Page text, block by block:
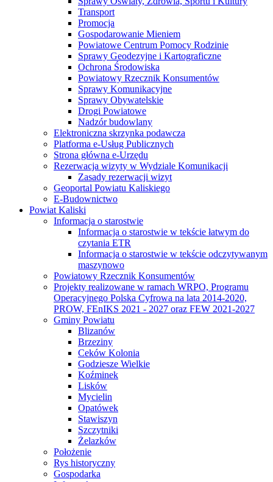
Transport
Promocja
Gospodarowanie Mieniem
Powiatowe Centrum Pomocy Rodzinie
Sprawy Geodezyjne i Kartograficzne
Ochrona Środowiska
Powiatowy Rzecznik Konsumentów
Sprawy Komunikacyjne
Sprawy Obywatelskie
Drogi Powiatowe
Nadzór budowlany
Elektroniczna skrzynka podawcza
Platforma e-Usług Publicznych
Strona główna e-Urzędu
Rezerwacja wizyty w Wydziale Komunikacji
Zasady rezerwacji wizyt
Geoportal Powiatu Kaliskiego
E-Budownictwo
Powiat Kaliski
Informacja o starostwie
Informacja o starostwie w tekście łatwym do
czytania ETR
Informacja o starostwie w tekście odczytywanym
maszynowo
Powiatowy Rzecznik Konsumentów
Projekty realizowane w ramach WRPO, Programu
Operacyjnego Polska Cyfrowa na lata 2014-2020,
PROW, FEnIKS 2021 - 2027 oraz FEW 2021-2027
Gminy Powiatu
Blizanów
Brzeziny
Ceków Kolonia
Godziesze Wielkie
Koźminek
Lisków
Mycielin
Opatówek
Stawiszyn
Szczytniki
Żelazków
Położenie
Rys historyczny
Gospodarka